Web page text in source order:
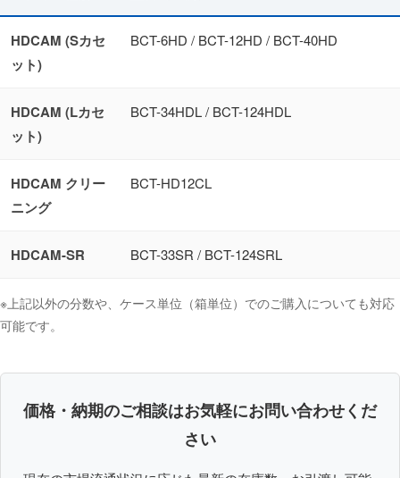
HDCAM (Sカセ
ット)
BCT-6HD / BCT-12HD / BCT-40HD
HDCAM (Lカセ
ット)
BCT-34HDL / BCT-124HDL
HDCAM クリー
ニング
BCT-HD12CL
HDCAM-SR BCT-33SR / BCT-124SRL
※上記以外の分数や、ケース単位（箱単位）でのご購入についても対応
可能です。
価格・納期のご相談はお気軽にお問い合わせくだ
さい